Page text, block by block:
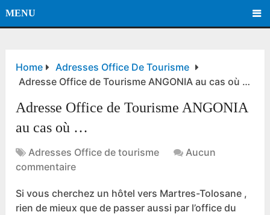
MENU
Home
Adresses Office De Tourisme
Adresse Office de Tourisme ANGONIA au cas où …
Adresse Office de Tourisme ANGONIA
au cas où …
Adresses Office de tourisme
Aucun
commentaire
Si vous cherchez un hôtel vers Martres-Tolosane ,
rien de mieux que de passer aussi par l’office du